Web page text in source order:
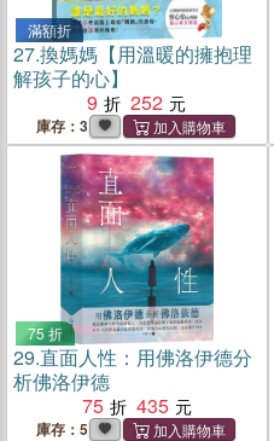
滿額折
27.換媽媽【用溫暖的擁抱理
解孩子的心】
9
252
庫存：3
75 折
29.直面人性：用佛洛伊德分
析佛洛伊德
75
435
庫存：5